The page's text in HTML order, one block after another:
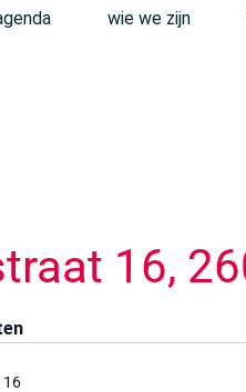
wie we zijn
16,
16